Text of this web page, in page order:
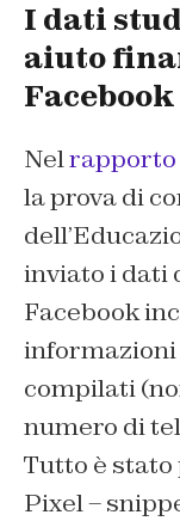
I dati
aiuto
Facebook
Nelrapporto
la prova di
inviato i dati
Facebook
compilati
numero di
Tutto è stato
Pixel –